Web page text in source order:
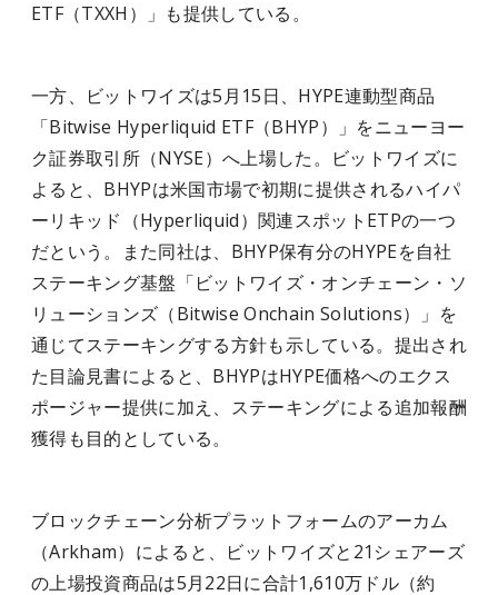
ETF（TXXH）」も提供している。
一方、ビットワイズは5月15日、HYPE連動型商品
「Bitwise Hyperliquid ETF（BHYP）」をニューヨー
ク証券取引所（NYSE）へ上場した。ビットワイズに
よると、BHYPは米国市場で初期に提供されるハイパ
ーリキッド（Hyperliquid）関連スポットETPの一つ
だという。また同社は、BHYP保有分のHYPEを自社
ステーキング基盤「ビットワイズ・オンチェーン・ソ
リューションズ（Bitwise Onchain Solutions）」を
通じてステーキングする方針も示している。提出され
た目論見書によると、BHYPはHYPE価格へのエクス
ポージャー提供に加え、ステーキングによる追加報酬
獲得も目的としている。
ブロックチェーン分析プラットフォームのアーカム
（Arkham）によると、ビットワイズと21シェアーズ
の上場投資商品は5月22日に合計1,610万ドル（約